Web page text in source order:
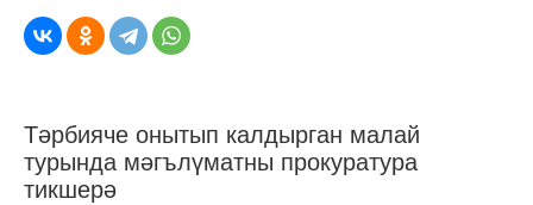
Тәрбияче онытып калдырган малай
турында мәгълүматны прокуратура
тикшерә